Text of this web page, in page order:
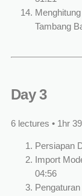
Tambang
Day 3
6 lectures • 1hr
Persiapan
Import
04:56